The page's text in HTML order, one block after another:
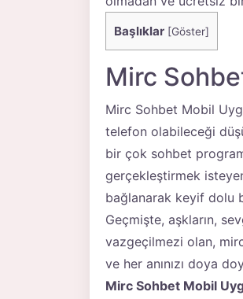
Başlıklar [Göster]
Mirc
Mirc Sohbet Mobil
telefon olabileceği
bir çok sohbet
gerçekleştirmek
bağlanarak keyif dolu
Geçmişte, aşkların,
vazgeçilmezi olan,
ve her anınızı doya
Mirc Sohbet Mobil